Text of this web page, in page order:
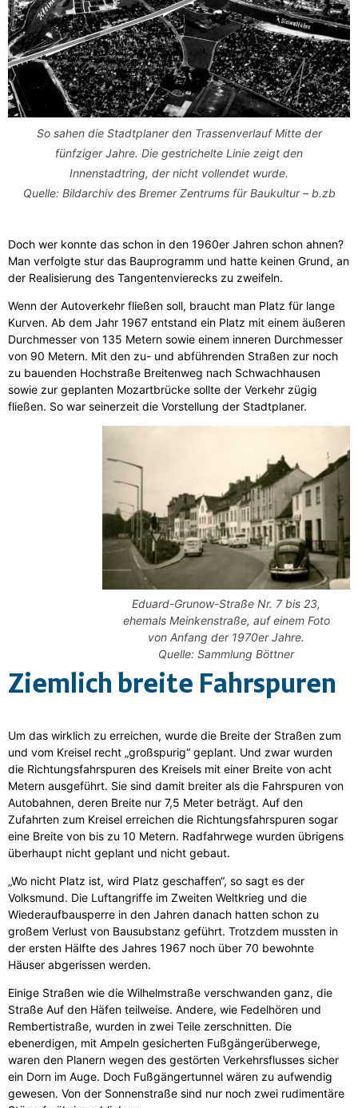
So sahen die Stadtplaner den Trassenverlauf Mitte der
fünfziger Jahre. Die gestrichelte Linie zeigt den
Innenstadtring, der nicht vollendet wurde.
Quelle: Bildarchiv des Bremer Zentrums für Baukultur – b.zb
Doch wer konnte das schon in den 1960er Jahren schon ahnen?
Man verfolgte stur das Bauprogramm und hatte keinen Grund, an
der Realisierung des Tangentenvierecks zu zweifeln.
Wenn der Autoverkehr fließen soll, braucht man Platz für lange
Kurven. Ab dem Jahr 1967 entstand ein Platz mit einem äußeren
Durchmesser von 135 Metern sowie einem inneren Durchmesser
von 90 Metern. Mit den zu- und abführenden Straßen zur noch
zu bauenden Hochstraße Breitenweg nach Schwachhausen
sowie zur geplanten Mozartbrücke sollte der Verkehr zügig
fließen. So war seinerzeit die Vorstellung der Stadtplaner.
Eduard-Grunow-Straße Nr. 7 bis 23,
ehemals Meinkenstraße, auf einem Foto
von Anfang der 1970er Jahre.
Quelle: Sammlung Böttner
Ziemlich breite Fahrspuren
Um das wirklich zu erreichen, wurde die Breite der Straßen zum
und vom Kreisel recht „großspurig“ geplant. Und zwar wurden
die Richtungsfahrspuren des Kreisels mit einer Breite von acht
Metern ausgeführt. Sie sind damit breiter als die Fahrspuren von
Autobahnen, deren Breite nur 7,5 Meter beträgt. Auf den
Zufahrten zum Kreisel erreichen die Richtungsfahrspuren sogar
eine Breite von bis zu 10 Metern. Radfahrwege wurden übrigens
überhaupt nicht geplant und nicht gebaut.
„Wo nicht Platz ist, wird Platz geschaffen“, so sagt es der
Volksmund. Die Luftangriffe im Zweiten Weltkrieg und die
Wiederaufbausperre in den Jahren danach hatten schon zu
großem Verlust von Bausubstanz geführt. Trotzdem mussten in
der ersten Hälfte des Jahres 1967 noch über 70 bewohnte
Häuser abgerissen werden.
Einige Straßen wie die Wilhelmstraße verschwanden ganz, die
Straße Auf den Häfen teilweise. Andere, wie Fedelhören und
Rembertistraße, wurden in zwei Teile zerschnitten. Die
ebenerdigen, mit Ampeln gesicherten Fußgängerüberwege,
waren den Planern wegen des gestörten Verkehrsflusses sicher
ein Dorn im Auge. Doch Fußgängertunnel wären zu aufwendig
gewesen. Von der Sonnenstraße sind nur noch zwei rudimentäre